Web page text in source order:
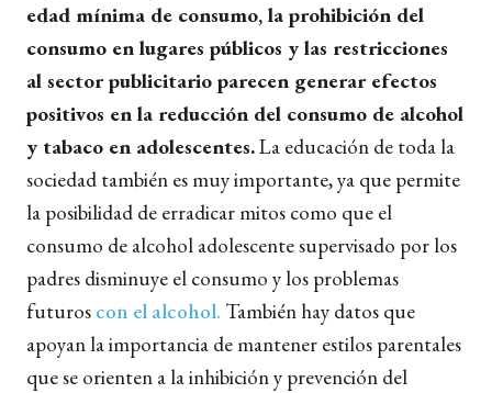
edad mínima de consumo, la prohibición del
consumo en lugares públicos y las restricciones
al sector publicitario parecen generar efectos
positivos en la reducción del consumo de alcohol
y tabaco en adolescentes.La educación de toda la
sociedad también es muy importante, ya que permite
la posibilidad de erradicar mitos como que el
consumo de alcohol adolescente supervisado por los
padres disminuye el consumo y los problemas
futuros con el alcohol. También hay datos que
apoyan la importancia de mantener estilos parentales
que se orienten a la inhibición y prevención del